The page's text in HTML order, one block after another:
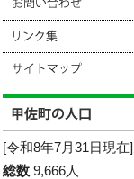
[令和8年7月31日現在]
総数 9,666人